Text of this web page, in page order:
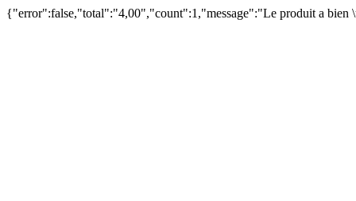
{"error":false,"total":"4,00","count":1,"message":"Le produit a bien